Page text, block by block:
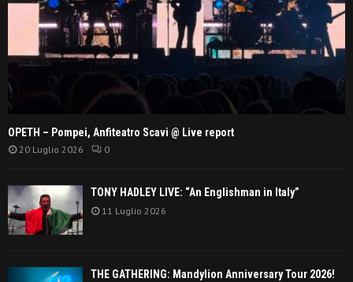
OPETH – Pompei, Anfiteatro Scavi @ Live report
20 Luglio 2026 0
TONY HADLEY LIVE: “An Englishman in Italy”
11 Luglio 2026
THE GATHERING: Mandylion Anniversary Tour 2026!